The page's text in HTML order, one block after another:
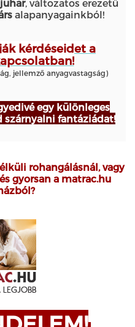
juhar, változatos erezetű
alapanyagainkból!
kérdéseidet a
jellemző anyagvastagság)
egy különleges
szárnyalni fantáziádat!
rohangálásnál, vagy
gyorsan a matrac.hu